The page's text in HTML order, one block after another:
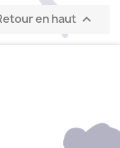
en haut 